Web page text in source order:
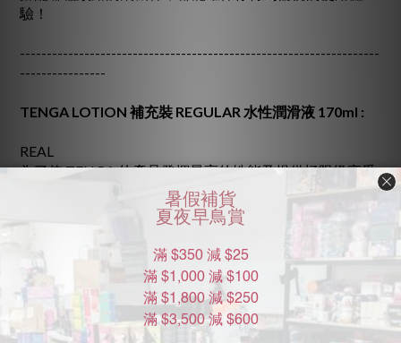
驗！
-------------------------------------------------------------------
----------------
TENGA LOTION 補充裝 REGULAR 水性潤滑液 170ml :
REAL
為了使 TENGA 的產品發揮最高的性能及提供極限級享受
的快感，TENGA 同時研發了 4 種 TENGA HOLE LOTION
水性潤滑液。4 款潤滑液各自具備不同的特性，提供完全
不同的使用感，是 TENGA 飛機杯的最佳伙伴。
專用成分配方，特別滋潤並且持久！
容易清洗及處理。
長的管嘴方便塗抹潤滑液。